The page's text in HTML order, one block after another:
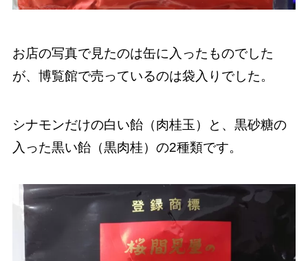
お店の写真で見たのは缶に入ったものでした
が、博覧館で売っているのは袋入りでした。
シナモンだけの白い飴（肉桂玉）と、黒砂糖の
入った黒い飴（黒肉桂）の2種類です。